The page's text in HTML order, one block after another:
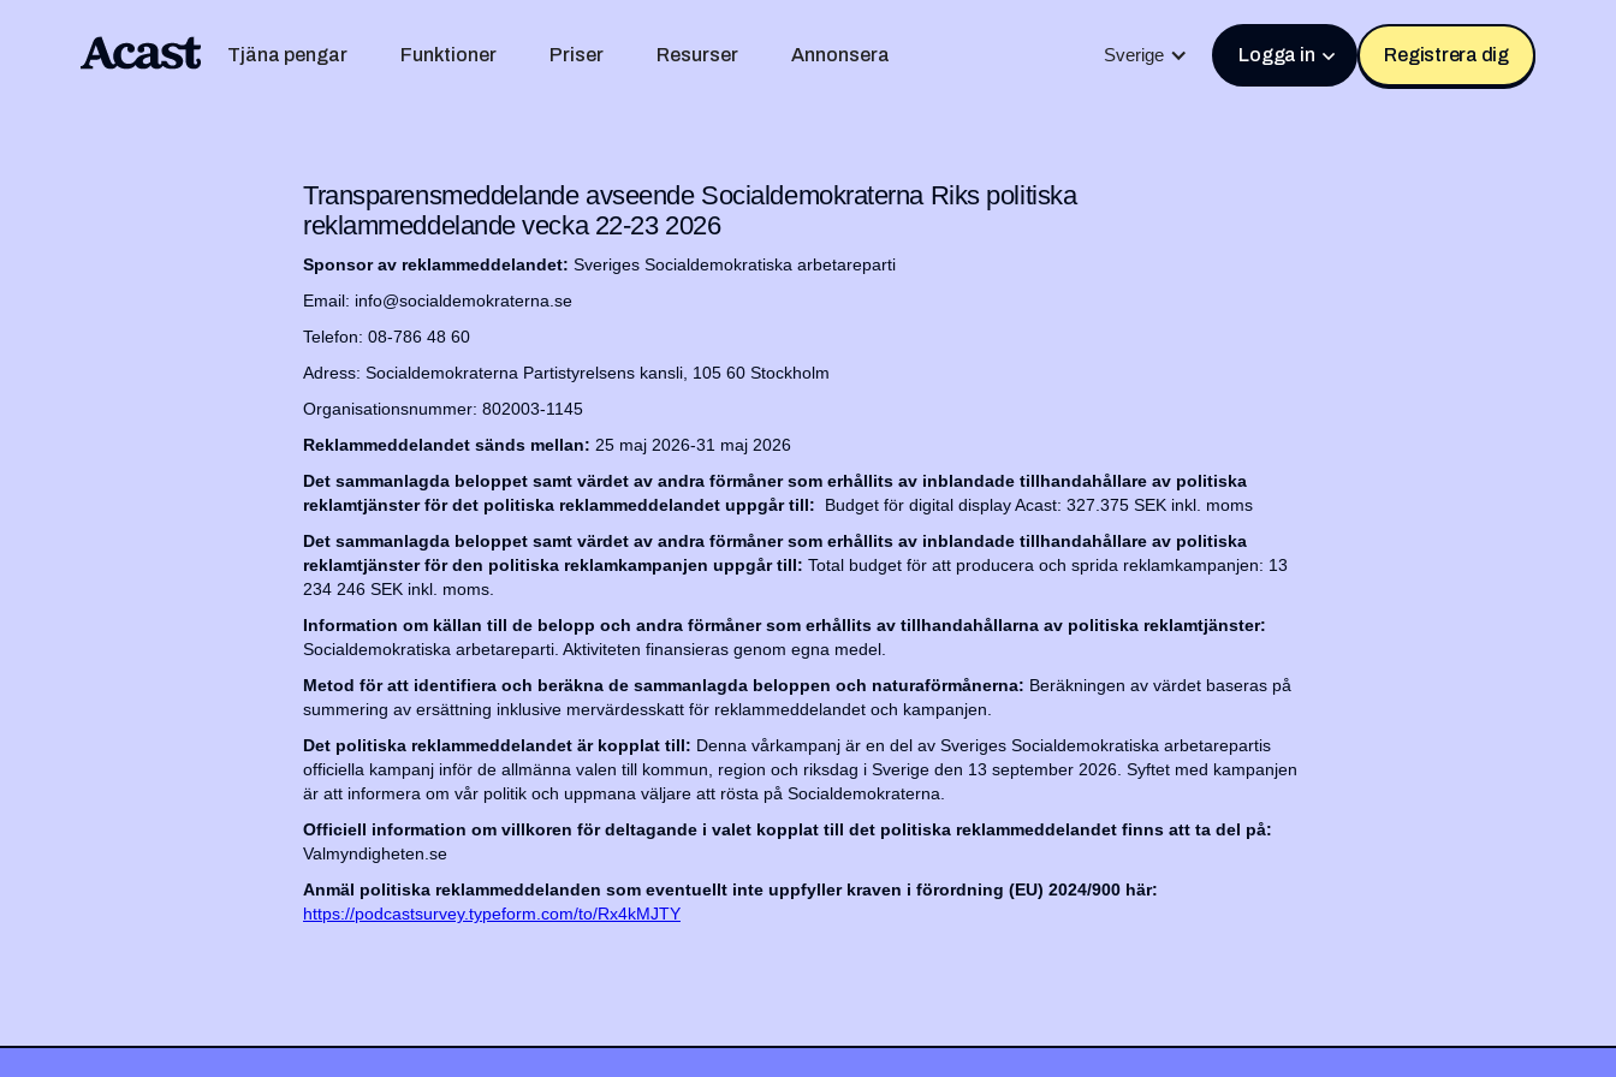
Tjäna pengar Funktioner Priser Resurser Annonsera Sverige Logga in Registrera dig
Transparensmeddelande avseende Socialdemokraterna Riks politiska
reklammeddelande vecka 22-23 2026
Sponsor av reklammeddelandet: Sveriges Socialdemokratiska arbetareparti
Email: info@socialdemokraterna.se
Telefon: 08-786 48 60
Adress: Socialdemokraterna Partistyrelsens kansli, 105 60 Stockholm
Organisationsnummer: 802003-1145
Reklammeddelandet sänds mellan: 25 maj 2026-31 maj 2026
Det sammanlagda beloppet samt värdet av andra förmåner som erhållits av inblandade tillhandahållare av politiska
reklamtjänster för det politiska reklammeddelandet uppgår till:
Budget för digital display Acast: 327.375 SEK inkl. moms
Det sammanlagda beloppet samt värdet av andra förmåner som erhållits av inblandade tillhandahållare av politiska
reklamtjänster för den politiska reklamkampanjen uppgår till: Total budget för att producera och sprida reklamkampanjen: 13
234 246 SEK inkl. moms.
Information om källan till de belopp och andra förmåner som erhållits av tillhandahållarna av politiska reklamtjänster:
Socialdemokratiska arbetareparti. Aktiviteten finansieras genom egna medel.
Metod för att identifiera och beräkna de sammanlagda beloppen och naturaförmånerna: Beräkningen av värdet baseras på
summering av ersättning inklusive mervärdesskatt för reklammeddelandet och kampanjen.
Det politiska reklammeddelandet är kopplat till: Denna vårkampanj är en del av Sveriges Socialdemokratiska arbetarepartis
officiella kampanj inför de allmänna valen till kommun, region och riksdag i Sverige den 13 september 2026. Syftet med kampanjen
är att informera om vår politik och uppmana väljare att rösta på Socialdemokraterna.
Officiell information om villkoren för deltagande i valet kopplat till det politiska reklammeddelandet finns att ta del på:
Valmyndigheten.se
Anmäl politiska reklammeddelanden som eventuellt inte uppfyller kraven i förordning (EU) 2024/900 här:
https://podcastsurvey.typeform.com/to/Rx4kMJTY